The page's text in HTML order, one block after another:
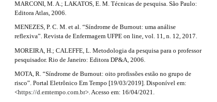
MARCONI, M. A.; LAKATOS, E. M. Técnicas de pesquisa. São Paulo:
Editora Atlas, 2006.
MENEZES, P. C. M. et al. “Síndrome de Burnout: uma análise
reflexiva”. Revista de Enfermagem UFPE on line, vol. 11, n. 12, 2017.
MOREIRA, H.; CALEFFE, L. Metodologia da pesquisa para o professor
pesquisador. Rio de Janeiro: Editora DP&A, 2006.
MOTA, R. “Síndrome de Burnout: oito profissões estão no grupo de
risco”. Portal Eletrônico Em Tempo [19/03/2019]. Disponível em:
<https://d.emtempo.com.br>. Acesso em: 16/04/2021.